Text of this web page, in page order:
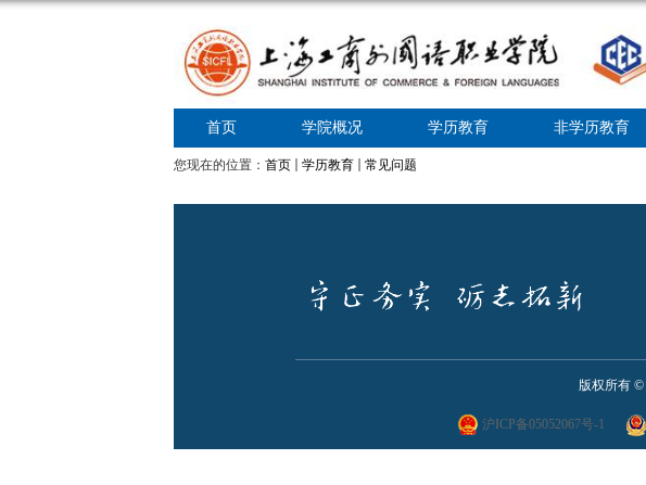
首页 学院概况 学历教育 非学历教育
您现在的位置： 首页 学历教育 常见问题
版权所有 ©
沪ICP备05052067号-1